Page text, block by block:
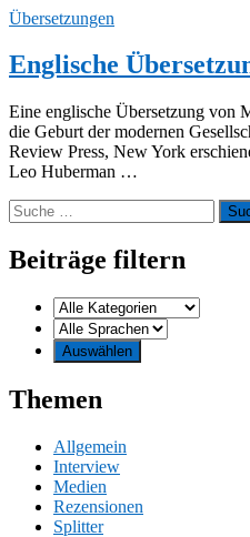
Übersetzungen
Englische
Eine englische Übersetzung von
die Geburt der modernen
Review Press, New York
Leo Huberman …
Suche
nach:
Beiträge filtern
Themen
Allgemein
Interview
Medien
Rezensionen
Splitter